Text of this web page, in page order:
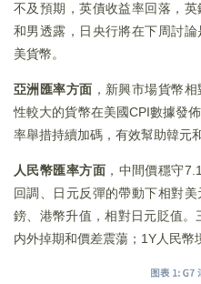
不及預期，英債收益率回落，
和男透露，日央行將在下周討
美貨幣。
亞洲匯率方面 ，新興市場貨幣
性較大的貨幣在美國CPI數據發
率舉措持續加碼，有效幫助韓元
人民幣匯率方面 ，中間價穩守
回調、日元反彈的帶動下相對
鎊、港幣升值，相對日元貶值
内外掉期和價差震蕩；1Y人民幣